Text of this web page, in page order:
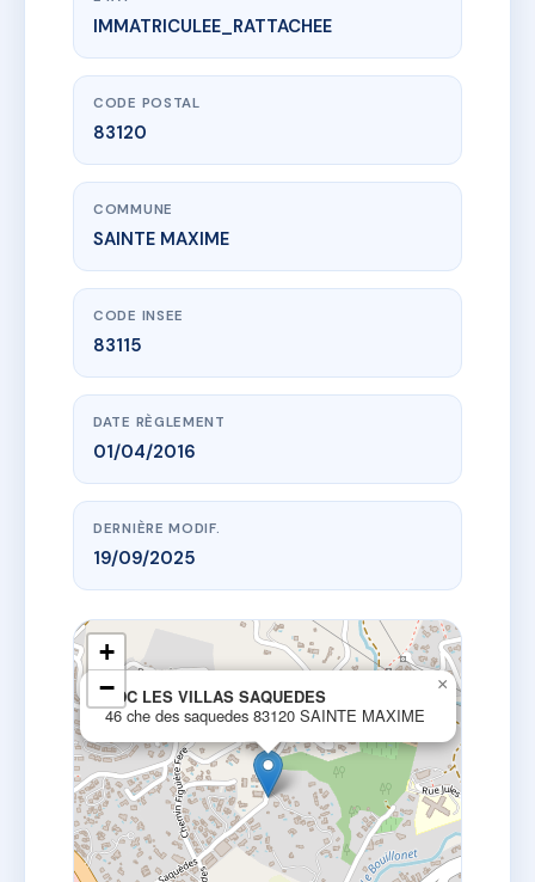
www.vme.plus/AA9544958
SDC LES VILLAS SAQUEDES
46 che des saquedes
IMMATRICULEE_RATTACHEE
CODE POSTAL
83120
COMMUNE
SAINTE MAXIME
CODE INSEE
83115
DATE RÈGLEMENT
01/04/2016
DERNIÈRE MODIF.
19/09/2025
SDC LES VILLAS SAQUEDES
46 che des saquedes 83120 SAINTE MAXIME
×
+
−